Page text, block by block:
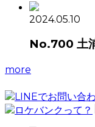
2024.05.10
No.700 土
more
LINEでお問い合
ロケバンクって？